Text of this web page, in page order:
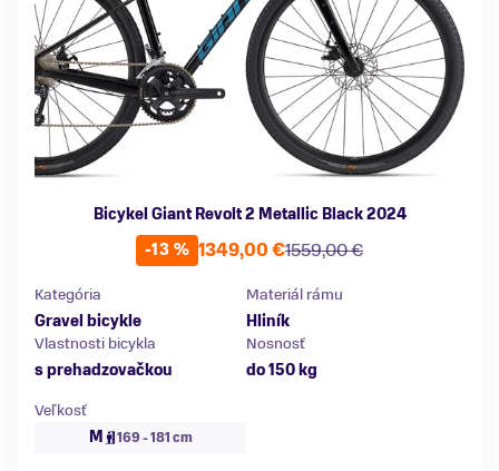
Bicykel Giant Revolt 2 Metallic Black 2024
-13 %
1559,00 €
1349,00 €
Kategória
Gravel bicykle
Materiál rámu
Hliník
Vlastnosti bicykla
s prehadzovačkou
Nosnosť
do 150 kg
Veľkosť
M
169 - 181 cm